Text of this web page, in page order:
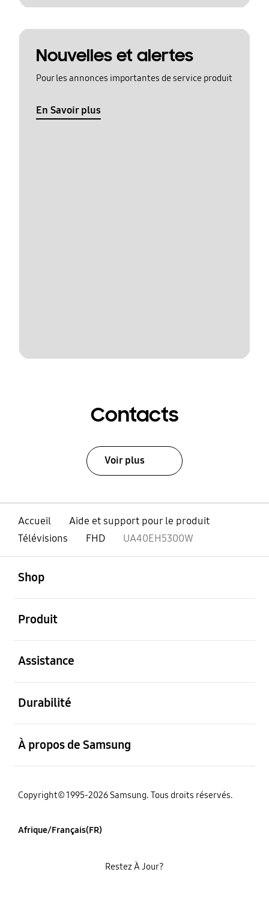
Nouvelles et alertes
Pour les annonces importantes de service produit
En Savoir plus
Contacts
Voir plus
Accueil
Aide et support pour le produit
Télévisions
FHD UA40EH5300W
Shop
Produit
Assistance
Durabilité
À propos de Samsung
Copyright© 1995-2026 Samsung. Tous droits réservés.
Afrique/Français(FR)
Restez À Jour?